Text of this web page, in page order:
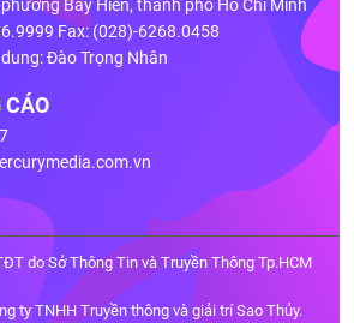
Bảy Hiền, thành phố Hồ Chí Minh
Fax: (028)-6268.0458
Đào Trọng Nhân
CÁO
do Sở Thông Tin và Truyền Thông Tp.HCM
ty TNHH Truyền thông và giải trí Sao Thủy.